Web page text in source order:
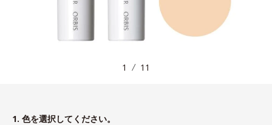
1 11
1. 色を選択してください。